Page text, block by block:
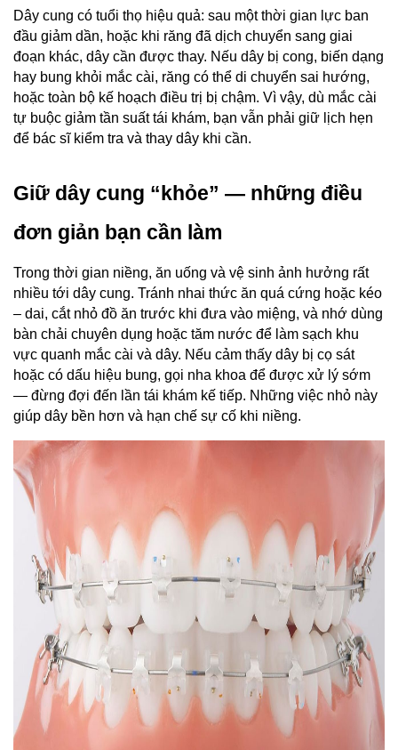
Dây cung có tuổi thọ hiệu quả: sau một thời gian lực ban
đầu giảm dần, hoặc khi răng đã dịch chuyển sang giai
đoạn khác, dây cần được thay. Nếu dây bị cong, biến dạng
hay bung khỏi mắc cài, răng có thể di chuyển sai hướng,
hoặc toàn bộ kế hoạch điều trị bị chậm. Vì vậy, dù mắc cài
tự buộc giảm tần suất tái khám, bạn vẫn phải giữ lịch hẹn
để bác sĩ kiểm tra và thay dây khi cần.
Giữ dây cung “khỏe” — những điều
đơn giản bạn cần làm
Trong thời gian niềng, ăn uống và vệ sinh ảnh hưởng rất
nhiều tới dây cung. Tránh nhai thức ăn quá cứng hoặc kéo
– dai, cắt nhỏ đồ ăn trước khi đưa vào miệng, và nhớ dùng
bàn chải chuyên dụng hoặc tăm nước để làm sạch khu
vực quanh mắc cài và dây. Nếu cảm thấy dây bị cọ sát
hoặc có dấu hiệu bung, gọi nha khoa để được xử lý sớm
— đừng đợi đến lần tái khám kế tiếp. Những việc nhỏ này
giúp dây bền hơn và hạn chế sự cố khi niềng.